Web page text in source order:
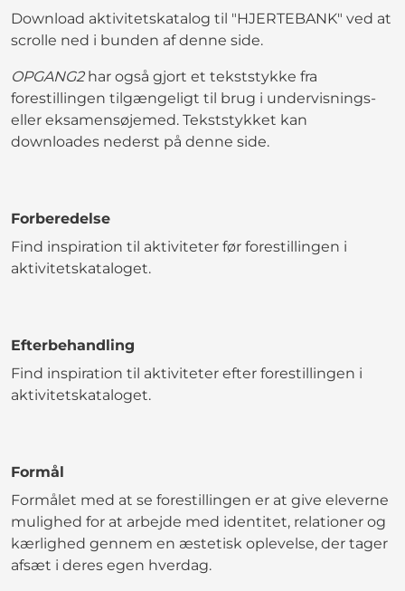
Download aktivitetskatalog til "HJERTEBANK" ved at
scrolle ned i bunden af denne side.
OPGANG2har også gjort et tekststykke fra
forestillingen tilgængeligt til brug i undervisnings-
eller eksamensøjemed. Tekststykket kan
downloades nederst på denne side.
Forberedelse
Find inspiration til aktiviteter før forestillingen i
aktivitetskataloget.
Efterbehandling
Find inspiration til aktiviteter efter forestillingen i
aktivitetskataloget.
Formål
Formålet med at se forestillingen er at give eleverne
mulighed for at arbejde med identitet, relationer og
kærlighed gennem en æstetisk oplevelse, der tager
afsæt i deres egen hverdag.